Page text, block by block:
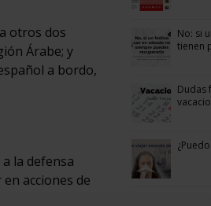
otros dos
Árabe; y
a bordo,
la defensa
acciones de
No: si
tienen
Dudas